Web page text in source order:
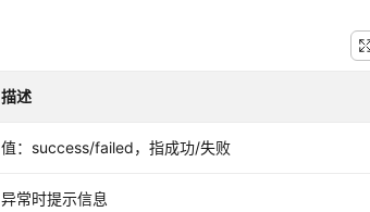
描述
值：success/failed，指成功/失败
异常时提示信息